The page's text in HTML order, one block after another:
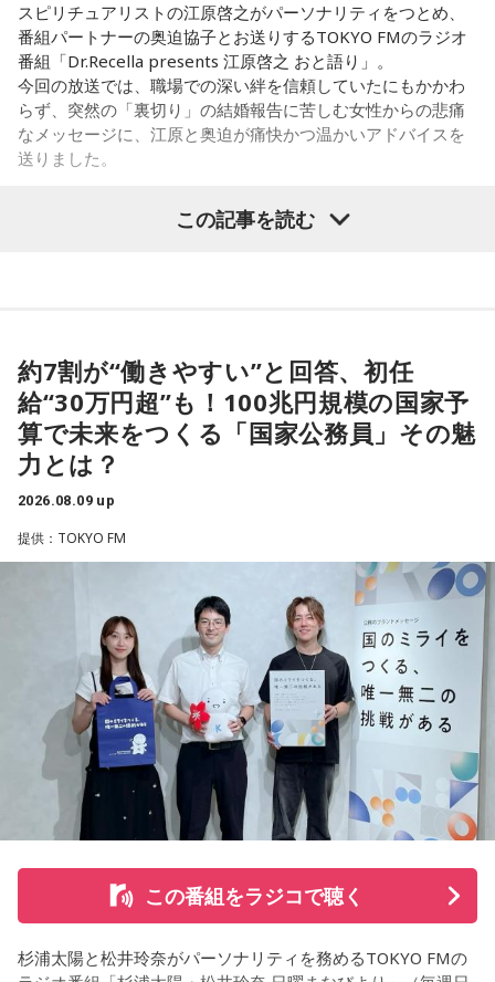
スピリチュアリストの江原啓之がパーソナリティをつとめ、
番組パートナーの奥迫協子とお送りするTOKYO FMのラジオ
番組「Dr.Recella presents 江原啓之 おと語り」。
今回の放送では、職場での深い絆を信頼していたにもかかわ
らず、突然の「裏切り」の結婚報告に苦しむ女性からの悲痛
なメッセージに、江原と奥迫が痛快かつ温かいアドバイスを
送りました。
私はある男性と4年前に職場で出会いました。男性は私の1つ
上で、高校教師です。とてもひょうきんな方で、話している
と楽しくて、すぐに仲良くなりました。ただ、男女関係はな
く、3年半以上、毎日LINEをしたり、仕事後にご飯に行った
り、海に行ったり、お花見をしたり、蛍を見に行ったりと、
楽しい時間を過ごしていました。
男性との繋がりが日常になっていた今年の3月末に、男性から
朝イチに職場で話を聞くと、彼は20年近く交際している彼女
がいて、入籍すると言われました。突然すぎてビックリし
て、その場はおめでとうございますと伝えましたが、時間が
経つにつれ、喪失感や絶望感、彼からの裏切りのような気持
ちがわきあがり、仕事中に男性を呼び出し、私や彼女に不誠
実ではないかと責めました。今後、プライベートな話はしな
いと告げ、今は仕事上の話しかしておらず、職場の雰囲気は
悪くなり、お互い、居心地が悪くなっています。
私は仕事上でも、プライベートでも、その男性を信頼してい
て、また、日常のLINEでも、男性は独身生活をアピールする
ような内容を送ってきていました。私は隣に大切な彼女がい
ることなんて想像もしていませんでした。私はどうやって前
を向けば良いか、そして、このまま暗い雰囲気のまま仕事を
すべきか、悩んでいます。アドバイスをいただきたいです。
＜江原からの回答＞
この記事を読む
約7割が“働きやすい”と回答、初任
給“30万円超”も！100兆円規模の国家予
算で未来をつくる「国家公務員」その魅
力とは？
2026.08.09 up
提供：TOKYO FM
この番組をラジコで聴く
杉浦太陽と松井玲奈がパーソナリティを務めるTOKYO FMの